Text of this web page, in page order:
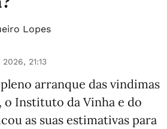
Lopes
21:13
arranque das vindimas
o Instituto da Vinha e do
as suas estimativas para